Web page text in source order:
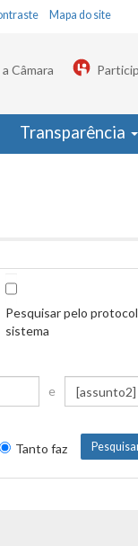
Mapa do site
Câmara
Transparência
Pesquisar pelo
sistema
e
Tanto faz